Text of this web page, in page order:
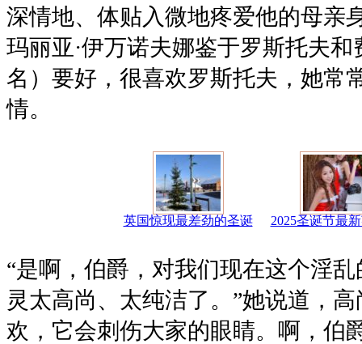
深情地、体贴入微地疼爱他的母亲
玛丽亚·伊万诺夫娜鉴于罗斯托夫
名）要好，很喜欢罗斯托夫，她常
情。
英国惊现最差劲的圣诞 2025圣诞节最
“是啊，伯爵，对我们现在这个淫
灵太高尚、太纯洁了。”她说道，
欢，它会刺伤大家的眼睛。啊，伯